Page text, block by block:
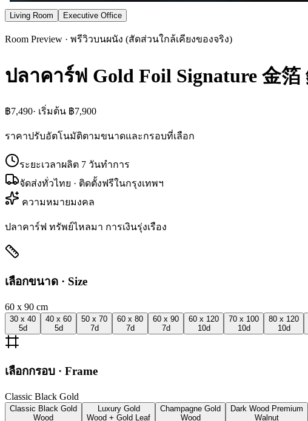
Living Room Executive Office
Room Preview · พรีวิวบนผนัง (สัดส่วนใกล้เคียงของจริง)
ปลาคาร์ฟ Gold Foil Signature 金箔
฿7,490· เริ่มต้น ฿7,900
ราคาปรับอัตโนมัติตามขนาดและกรอบที่เลือก
ระยะเวลาผลิต 7 วันทำการ
จัดส่งทั่วไทย · ติดตั้งฟรีในกรุงเทพฯ
ความหมายมงคล
ปลาคาร์ฟ ทรัพย์ไหลมา การเงินรุ่งเรือง
เลือกขนาด · Size
60 x 90 cm
30 x 40
5d
40 x 60
5d
50 x 70
7d
60 x 80
7d
60 x 90
7d
60 x 120
10d
70 x 100
10d
80 x 120
10d
เลือกกรอบ · Frame
Classic Black Gold
Classic Black Gold
Wood
Luxury Gold
Wood + Gold Leaf
Champagne Gold
Wood
Dark Wood Premium
Walnut